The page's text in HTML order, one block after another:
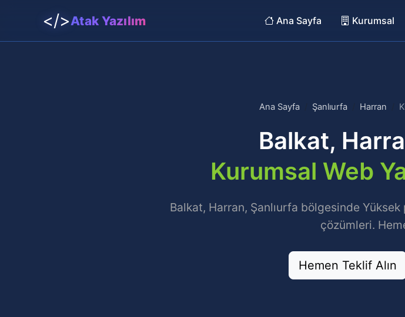
</>Atak Yazılım Ana Sayfa Kurumsal
Ana Sayfa Şanlıurfa Harran
Balkat,
Kurumsal Web
Balkat, Harran, Şanlıurfa bölgesinde
çözümleri.
Hemen Teklif Alın